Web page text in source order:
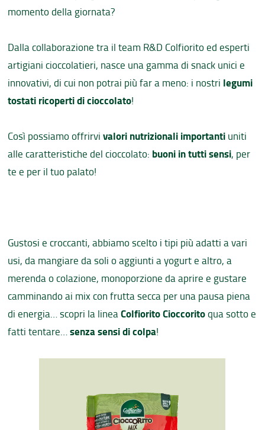
momento della giornata?
Dalla collaborazione tra il team R&D Colfiorito ed esperti
artigiani cioccolatieri, nasce una gamma di snack unici e
innovativi, di cui non potrai più far a meno: i nostri legumi
tostati ricoperti di cioccolato!
Così possiamo offrirvivalori nutrizionali importanti uniti
alle caratteristiche del cioccolato: buoni in tutti sensi, per
te e per il tuo palato!
Gustosi e croccanti, abbiamo scelto i tipi più adatti a vari
usi, da mangiare da soli o aggiunti a yogurt e altro, a
merenda o colazione, monoporzione da aprire e gustare
camminando ai mix con frutta secca per una pausa piena
di energia… scopri la lineaColfiorito Cioccoritoqua sotto e
fatti tentare…senza sensi di colpa!